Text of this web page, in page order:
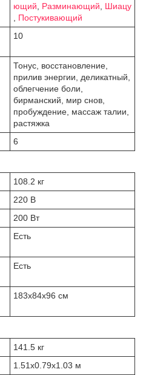
ющий
Разминающий
Шиацу
Постукивающий
10
Тонус, восстановление,
прилив энергии, деликатный,
облегчение боли,
бирманский, мир снов,
пробуждение, массаж талии,
растяжка
6
108.2 кг
220 В
200 Вт
Есть
Есть
183x84x96 см
141.5 кг
1.51x0.79x1.03 м